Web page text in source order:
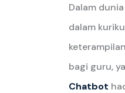
Dalam
dalam
bagi guru,
Chatbot